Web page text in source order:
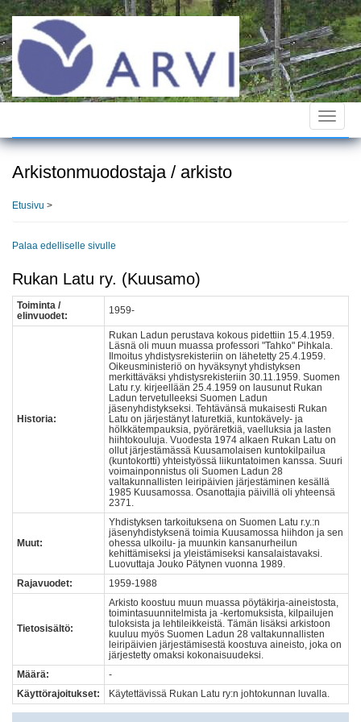
Hyppää
pääsisältöön
Toggle
Arkistonmuodostaja / arkisto
Etusivu >
Palaa edelliselle sivulle
Rukan Latu ry. (Kuusamo)
Toiminta /
elinvuodet:
1959-
Historia:
Rukan Ladun perustava kokous pidettiin 15.4.1959.
Läsnä oli muun muassa professori "Tahko" Pihkala.
Ilmoitus yhdistysrekisteriin on lähetetty 25.4.1959.
Oikeusministeriö on hyväksynyt yhdistyksen
merkittäväksi yhdistysrekisteriin 30.11.1959. Suomen
Latu r.y. kirjeellään 25.4.1959 on lausunut Rukan
Ladun tervetulleeksi Suomen Ladun
jäsenyhdistykseksi. Tehtävänsä mukaisesti Rukan
Latu on järjestänyt laturetkiä, kuntokävely- ja
hölkkätempauksia, pyöräretkiä, vaelluksia ja lasten
hiihtokouluja. Vuodesta 1974 alkaen Rukan Latu on
ollut järjestämässä Kuusamolaisen kuntokilpailua
(kuntokortti) yhteistyössä liikuntatoimen kanssa. Suuri
voimainponnistus oli Suomen Ladun 28
valtakunnallisten leiripäivien järjestäminen kesällä
1985 Kuusamossa. Osanottajia päivillä oli yhteensä
2371.
Muut:
Yhdistyksen tarkoituksena on Suomen Latu r.y.:n
jäsenyhdistyksenä toimia Kuusamossa hiihdon ja sen
ohessa ulkoilu- ja muunkin kansanurheilun
kehittämiseksi ja yleistämiseksi kansalaistavaksi.
Luovuttaja Jouko Pätynen vuonna 1989.
Rajavuodet:
1959-1988
Tietosisältö:
Arkisto koostuu muun muassa pöytäkirja-aineistosta,
toimintasuunnitelmista ja -kertomuksista, kilpailujen
tuloksista ja lehtileikkeistä. Tämän lisäksi arkistoon
kuuluu myös Suomen Ladun 28 valtakunnallisten
leiripäivien järjestämisestä koostuva aineisto, joka on
järjestetty omaksi kokonaisuudeksi.
Määrä:
-
Käyttörajoitukset:
Käytettävissä Rukan Latu ry:n johtokunnan luvalla.